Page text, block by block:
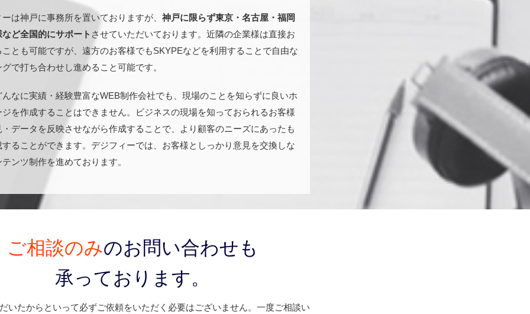
は神戸に事務所を置いておりますが、 神戸に限らず東京・名古屋・福岡
ど全国的にサポート させていただいております。近隣の企業様は直接お
とも可能ですが、遠方のお客様でもSKYPEなどを利用することで自由な
グで打ち合わせし進めること可能です。
んなに実績・経験豊富なWEB制作会社でも、現場のことを知らずに良いホ
ジを作成することはできません。ビジネスの現場を知っておられるお客様
データを反映させながら作成することで、より顧客のニーズにあったも
ることができます。デジフィーでは、お客様としっかり意見を交換しな
ンツ制作を進めております。
ご相談のみのお問い合わせも
承っております。
いたからといって必ずご依頼をいただく必要はございません。一度ご相談い